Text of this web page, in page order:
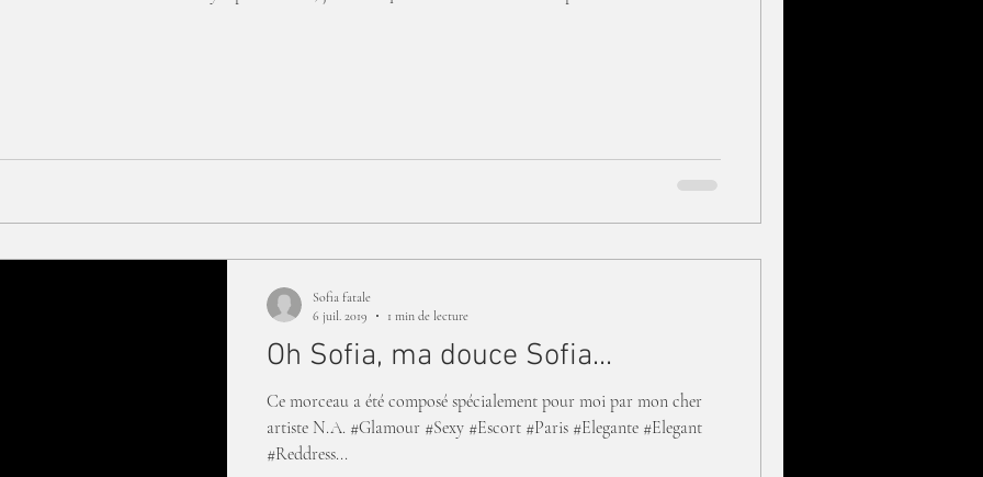
Oh Sofia, ma douce Sofia...
Ce morceau a été composé spécialement pour moi par mon cher
artiste N.A. #Glamour #Sexy #Escort #Paris #Elegante #Elegant
#Reddress...
Sofia fatale
6 juil. 2019
1 min de lecture